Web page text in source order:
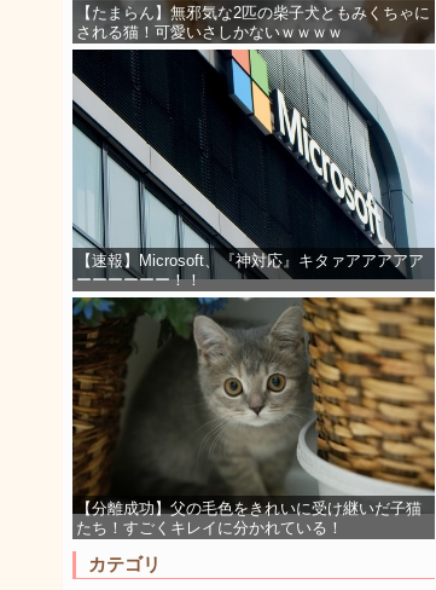
【たまらん】無邪気な2匹の柴子犬ともみくちゃに
される猫！可愛いさしかないｗｗｗｗ
【速報】Microsoft、『神対応』キタァアアアアア
ーーーーーー！！
【分離成功】父の毛色をきれいに受け継いだ子猫
たち！すごくキレイに分かれている！
カテゴリ